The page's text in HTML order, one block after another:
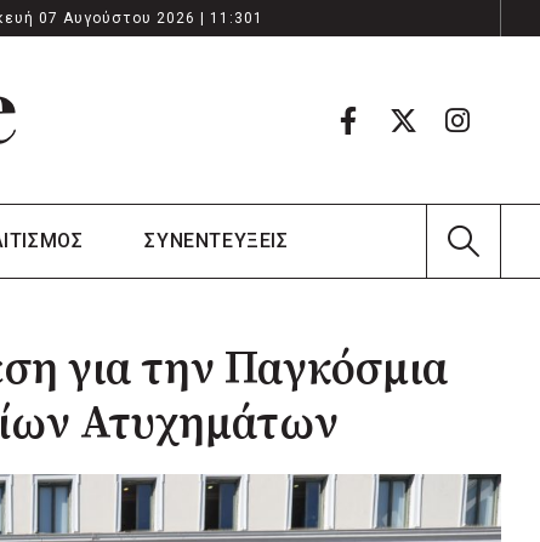
07 Αυγούστου 2026 | 11:301
ΣΥΝΕΝΤΕΥΞΕΙΣ
για την Παγκόσμια
Ατυχημάτων